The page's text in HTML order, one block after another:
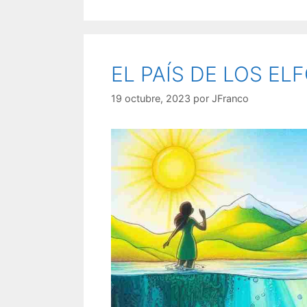
EL PAÍS DE LOS
19 octubre, 2023 por JFranco